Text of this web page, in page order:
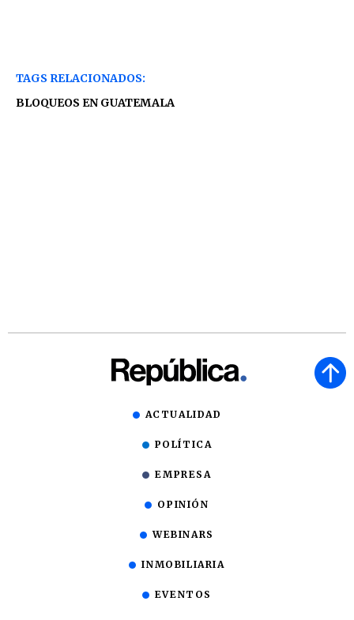
TAGS RELACIONADOS:
BLOQUEOS EN GUATEMALA
ACTUALIDAD
POLÍTICA
EMPRESA
OPINIÓN
WEBINARS
INMOBILIARIA
EVENTOS